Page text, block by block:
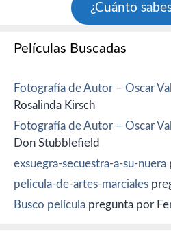
¿Cuánto
Películas Buscadas
Fotografía de Autor – Oscar
Rosalinda Kirsch
Fotografía de Autor – Oscar
Don Stubblefield
exsuegra-secuestra-a-su-nuera
pelicula-de-artes-marciales
Busco película pregunta por